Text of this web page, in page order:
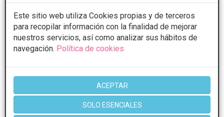
Este sitio web utiliza Cookies propias y de terceros
para recopilar información con la finalidad de mejorar
nuestros servicios, así como analizar sus hábitos de
navegación. Política de cookies
ACEPTAR
SOLO ESENCIALES
Jueves
10:00 - 20:00
Viernes
10:00 - 14:00
Más información